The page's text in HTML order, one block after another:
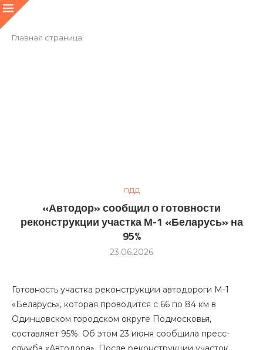
Главная страница
ПДД
«Автодор» сообщил о готовности
реконструкции участка М-1 «Беларусь» на
95%
23.06.2026
Готовность участка реконструкции автодороги М-1
«Беларусь», которая проводится с 66 по 84 км в
Одинцовском городском округе Подмосковья,
составляет 95%. Об этом 23 июня сообщила пресс-